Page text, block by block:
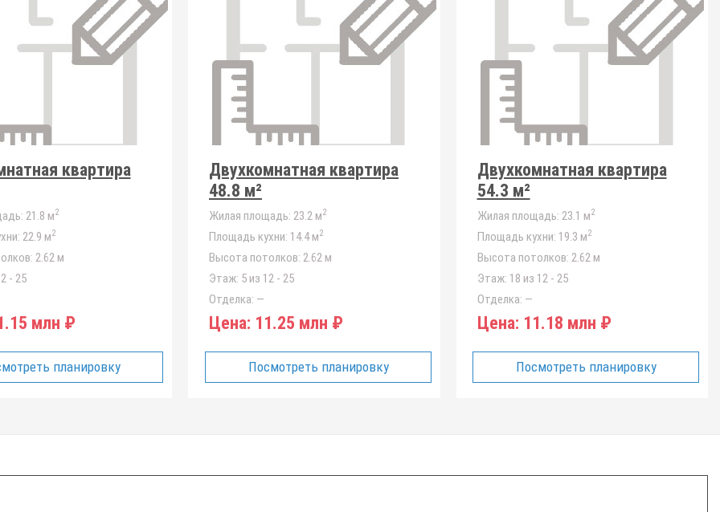
квартира
21.8 м2
22.9 м2
2.62 м
- 25
млн ₽
планировку
Двухкомнатная квартира
48.8 м²
Жилая площадь: 23.2 м2
Площадь кухни: 14.4 м2
Высота потолков: 2.62 м
Этаж: 5 из 12 - 25
Отделка: —
Цена: 11.25 млн ₽
Посмотреть планировку
Двухкомнатная квартира
54.3 м²
Жилая площадь: 23.1 м2
Площадь кухни: 19.3 м2
Высота потолков: 2.62 м
Этаж: 18 из 12 - 25
Отделка: —
Цена: 11.18 млн ₽
Посмотреть планировку